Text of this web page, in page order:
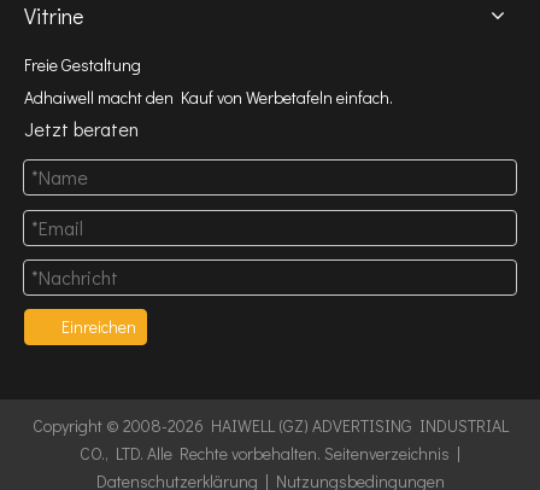
Vitrine
Freie Gestaltung
Adhaiwell macht den Kauf von Werbetafeln einfach.
Jetzt beraten
Einreichen
Copyright © 2008-2026 HAIWELL (GZ) ADVERTISING INDUSTRIAL
CO., LTD. Alle Rechte vorbehalten. Seitenverzeichnis |
Datenschutzerklärung | Nutzungsbedingungen